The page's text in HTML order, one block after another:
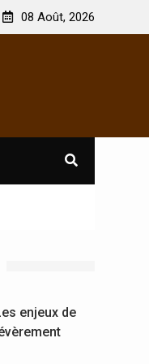
: En
se
[France-
souveraineté
08 Août, 2026
enjeux de